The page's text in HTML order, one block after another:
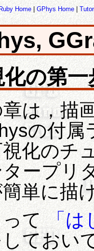
Home|GPhys Home|
の第一
は，描
の付属
化のチ
ープリ
単に描
って「は
ておい